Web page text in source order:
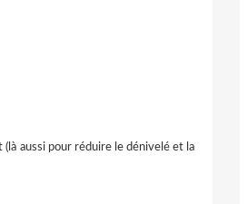
aussi pour réduire le dénivelé et la